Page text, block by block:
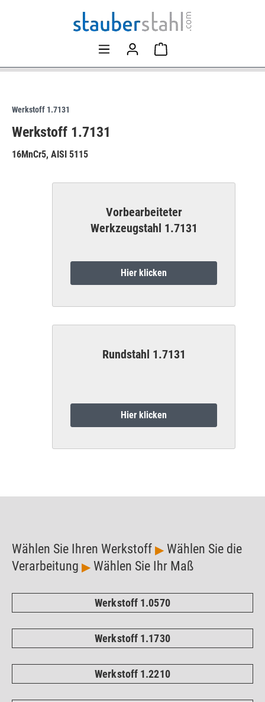
Wählen Sie Ihren Werkstoff ▶ Wählen Sie die
Verarbeitung ▶ Wählen Sie Ihr Maß
Werkstoff 1.0570
Werkstoff 1.1730
Werkstoff 1.2210
Werkstoff 1.7131
Werkstoff 1.7131
16MnCr5, AISI 5115
Vorbearbeiteter
Werkzeugstahl 1.7131
Hier klicken
Rundstahl 1.7131
Hier klicken